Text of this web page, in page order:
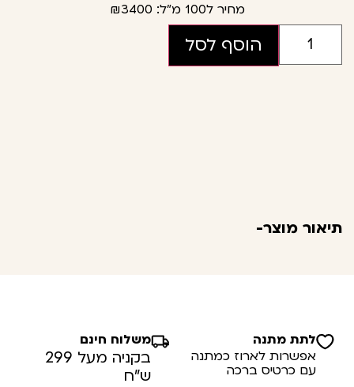
מחיר ל100 מ"ל: ₪3400
הוסף לסל
תיאור מוצר-
לתת מתנה
אפשרות לארוז כמתנה
עם כרטיס ברכה
משלוח חינם
בקניה מעל 299
ש”ח